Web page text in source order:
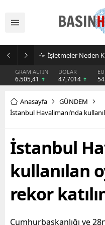
GRAM ALTIN
6.505,41
DOLAR
47,7014
Anasayfa
GÜNDEM
İstanbul Havalimanı’nda
İstanbul
kullanılan
rekor
Cumhurbaşkanlığı ve